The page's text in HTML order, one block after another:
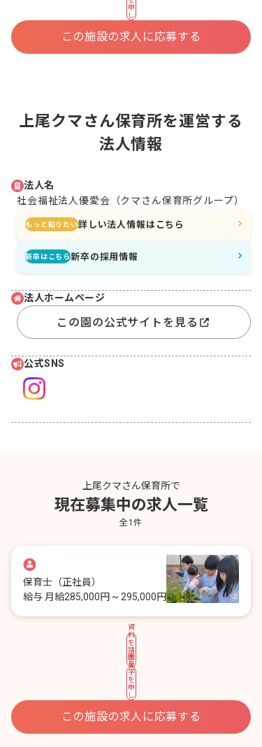
申
し
む
この施設の求人に応募する
上尾クマさん保育所を運営する
法人情報
法人名
社会福祉法人優愛会（クマさん保育所グループ）
もっと知りたい詳しい法人情報はこちら
新卒はこちら新卒の採用情報
法人ホームページ
この園の公式サイトを見る
公式SNS
上尾クマさん保育所で
現在募集中の求人一覧
全 1件
保育士 （正社員）
給与 月給285,000円 ~ 295,000円
資
料
を
請
求
す
る
園
見
学
を
申
し
む
この施設の求人に応募する